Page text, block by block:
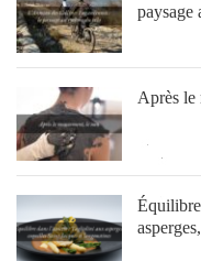
paysage
Après le